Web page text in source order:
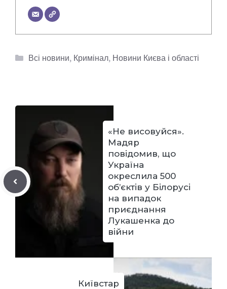
Категорії
Всі новини, Кримінал, Новини Києва і області
«Не висовуйся».
Мадяр
повідомив, що
Україна
окреслила 500
об’єктів у Білорусі
на випадок
приєднання
Лукашенка до
війни
Київстар